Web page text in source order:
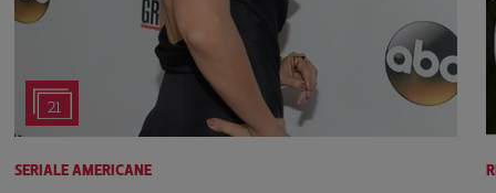
21
SERIALE AMERICANE